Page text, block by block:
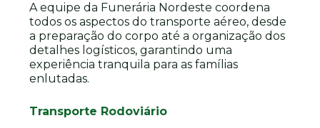
A equipe da Funerária Nordeste coordena
todos os aspectos do transporte aéreo, desde
a preparação do corpo até a organização dos
detalhes logísticos, garantindo uma
experiência tranquila para as famílias
enlutadas.
Transporte Rodoviário